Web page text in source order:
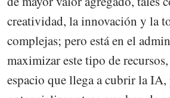
creatividad, la innovación y la
complejas; pero está en el
maximizar este tipo de
espacio que llega a cubrir la IA,